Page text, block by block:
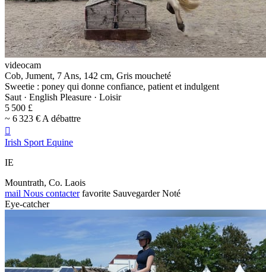
videocam
Cob, Jument, 7 Ans, 142 cm, Gris moucheté
Sweetie : poney qui donne confiance, patient et indulgent
Saut · English Pleasure · Loisir
5 500 £
~ 6 323 € A débattre

Irish Sport Equine
IE
Mountrath, Co. Laois
mail Nous contacter favorite Sauvegarder Noté
Eye-catcher